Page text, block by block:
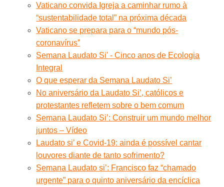
Vaticano convida Igreja a caminhar rumo à
“sustentabilidade total” na próxima década
Vaticano se prepara para o “mundo pós-
coronavírus”
Semana Laudato Si' - Cinco anos de Ecologia
Integral
O que esperar da Semana Laudato Si’
No aniversário da Laudato Si’, católicos e
protestantes refletem sobre o bem comum
Semana Laudato Si’: Construir um mundo melhor
juntos – Vídeo
Laudato si’ e Covid-19: ainda é possível cantar
louvores diante de tanto sofrimento?
Semana Laudato si’: Francisco faz “chamado
urgente” para o quinto aniversário da encíclica